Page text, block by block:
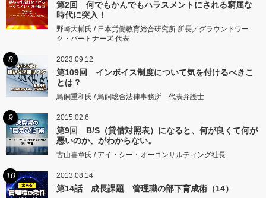
第2回 何でもかんでもハラスメントにされる窮屈な
時代に突入！
野崎大輔氏 / 日本労働教育総合研究所 所長／グラウンドワー
ク・パートナーズ 代表
8 2023.09.12
第109回 インボイス制度について気を付けるべきこ
とは？
鳥飼重和氏 / 鳥飼総合法律事務所 代表弁護士
9 2015.02.6
第9回 B/S（貸借対照表）になると、何が良くて何が
悪いのか、がわからない。
古山喜章氏 / アイ・シー・オーコンサルティング社長
10 2013.08.14
第14話 成長課題 管理職の部下育成術（14）